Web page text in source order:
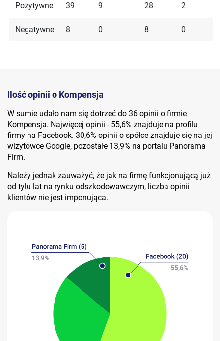
Pozytywne 39 9 28 2
Negatywne 8 0 8 0
Ilość opinii o Kompensja
W sumie udało nam się dotrzeć do 36 opinii o firmie
Kompensja. Najwięcej opinii - 55,6% znajduje na profilu
firmy na Facebook. 30,6% opinii o spółce znajduje się na jej
wizytówce Google, pozostałe 13,9% na portalu Panorama
Firm.
Należy jednak zauważyć, że jak na firmę funkcjonującą już
od tylu lat na rynku odszkodowawczym, liczba opinii
klientów nie jest imponująca.